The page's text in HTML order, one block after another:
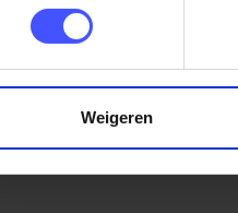
Weigeren
25mm)
vloer